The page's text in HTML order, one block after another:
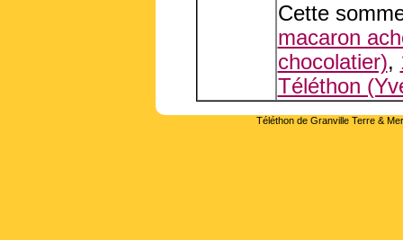
Cette
macaron
chocolatier),
Téléthon
Téléthon de Granville Terre &